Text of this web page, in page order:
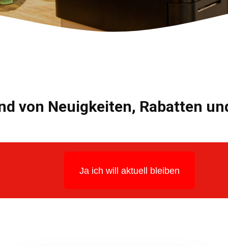
von Neuigkeiten, Rabatten
Ja ich will aktuell bleiben